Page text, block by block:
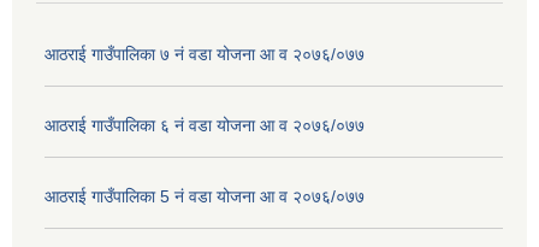
आठराई गाउँपालिका ७ नं वडा योजना आ व २०७६/०७७
आठराई गाउँपालिका ६ नं वडा योजना आ व २०७६/०७७
आठराई गाउँपालिका 5 नं वडा योजना आ व २०७६/०७७